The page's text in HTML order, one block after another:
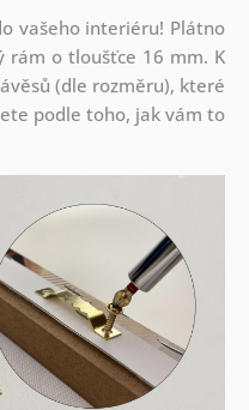
vašeho interiéru! Plátno
rám o tloušťce 16 mm. K
(dle rozměru), které
podle toho, jak vám to